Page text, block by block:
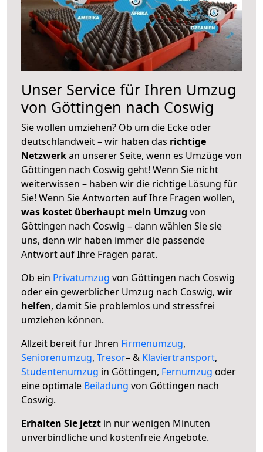
Unser Service für Ihren Umzug
von Göttingen nach Coswig
Sie wollen umziehen? Ob um die Ecke oder
deutschlandweit – wir haben das richtige
Netzwerkan unserer Seite, wenn es Umzüge von
Göttingen nach Coswig geht! Wenn Sie nicht
weiterwissen – haben wir die richtige Lösung für
Sie! Wenn Sie Antworten auf Ihre Fragen wollen,
was kostet überhaupt mein Umzug von
Göttingen nach Coswig – dann wählen Sie sie
uns, denn wir haben immer die passende
Antwort auf Ihre Fragen parat.
Ob ein Privatumzug von Göttingen nach Coswig
oder ein gewerblicher Umzug nach Coswig, wir
helfen, damit Sie problemlos und stressfrei
umziehen können.
Allzeit bereit für Ihren Firmenumzug,
Seniorenumzug, Tresor– & Klaviertransport,
Studentenumzug in Göttingen, Fernumzug oder
eine optimale Beiladung von Göttingen nach
Coswig.
Erhalten Sie jetzt in nur wenigen Minuten
unverbindliche und kostenfreie Angebote.